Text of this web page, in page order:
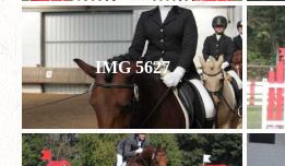
IMG 5627